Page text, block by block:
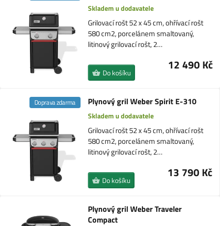
Skladem u dodavatele
Grilovací rošt 52 x 45 cm, ohřívací rošt
580 cm2, porcelánem smaltovaný,
litinový grilovací rošt, 2…
12 490 Kč
Do košíku
Plynový gril Weber Spirit E-310
Doprava zdarma
Skladem u dodavatele
Grilovací rošt 52 x 45 cm, ohřívací rošt
580 cm2, porcelánem smaltovaný,
litinový grilovací rošt, 2…
13 790 Kč
Do košíku
Plynový gril Weber Traveler
Compact